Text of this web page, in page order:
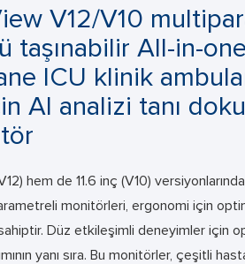
V12/V10
taşınabilir All-in-
ICU klinik
AI analizi tanı
hem de 11.6 inç (V10)
monitörleri, ergonomi için
sahiptir. Düz etkileşimli deneyimler için
yanı sıra. Bu monitörler, çeşitli